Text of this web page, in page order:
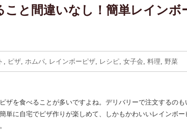
と間違いなし！簡単レインボ
, ピザ, ホムパ, レインボーピザ, レシピ, 女子会, 料理, 野菜
ザを食べることが多いですよね。デリバリーで注文するの
単に自宅でピザ作りが楽しめて、しかもかわいいレインボ